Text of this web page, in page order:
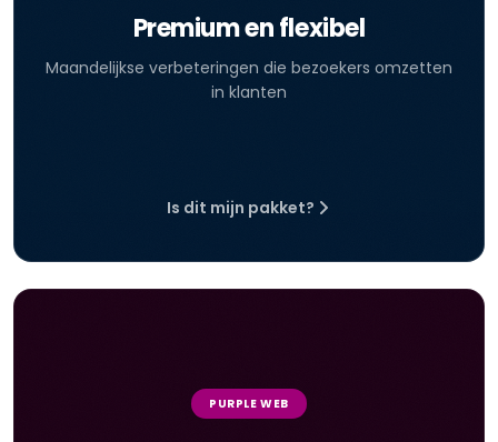
Premium en flexibel
Maandelijkse verbeteringen die bezoekers omzetten
in klanten
Is dit mijn pakket?
PURPLE WEB